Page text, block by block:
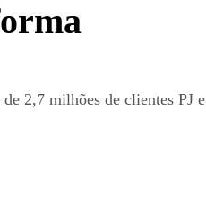
2,7 milhões de clientes PJ e